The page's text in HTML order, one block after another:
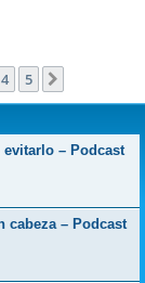
4 5
– Podcast
cabeza – Podcast